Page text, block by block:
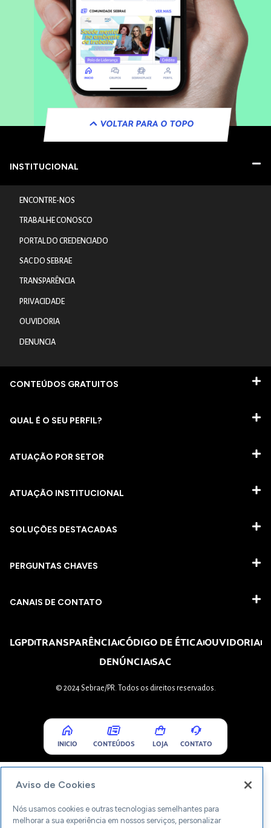
VOLTAR PARA O TOPO
INSTITUCIONAL
ENCONTRE-NOS
TRABALHE CONOSCO
PORTAL DO CREDENCIADO
SAC DO SEBRAE
TRANSPARÊNCIA
PRIVACIDADE
OUVIDORIA
DENUNCIA
CONTEÚDOS GRATUITOS
QUAL É O SEU PERFIL?
ATUAÇÃO POR SETOR
ATUAÇÃO INSTITUCIONAL
SOLUÇÕES DESTACADAS
PERGUNTAS CHAVES​
CANAIS DE CONTATO
LGPDTRANSPARÊNCIACÓDIGO DE ÉTICAOUVIDORIA
DENÚNCIASAC
© 2024 Sebrae/PR. Todos os direitos reservados.
INICIO CONTEÚDOS LOJA CONTATO
Aviso de Cookies
Nós usamos cookies e outras tecnologias semelhantes para
melhorar a sua experiência em nossos serviços, personalizar